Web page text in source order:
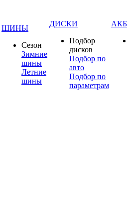
ШИНЫ
Сезон
Зимние
шины
Летние
шины
ДИСКИ
Подбор
дисков
Подбор по
авто
Подбор по
параметрам
АКБ